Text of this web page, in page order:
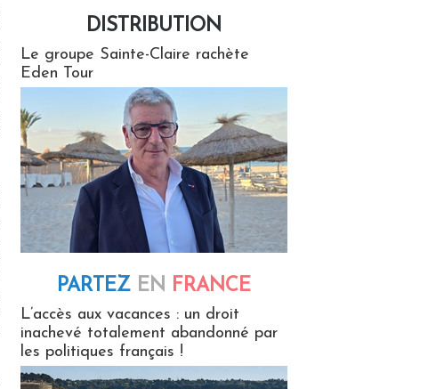
DISTRIBUTION
Le groupe Sainte-Claire rachète
Eden Tour
PARTEZ EN FRANCE
L’accès aux vacances : un droit
inachevé totalement abandonné par
les politiques français !